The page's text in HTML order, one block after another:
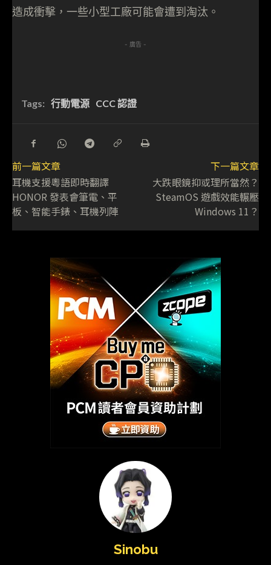
造成衝擊，一些小型工廠可能會遭到淘汰。
- 廣告 -
Tags: 行動電源 CCC 認證
前一篇文章
耳機支援粵語即時翻譯
HONOR 發表會筆電、平
板、智能手錶、耳機列陣
下一篇文章
大跌眼鏡抑或理所當然？
SteamOS 遊戲效能輾壓
Windows 11？
Sinobu